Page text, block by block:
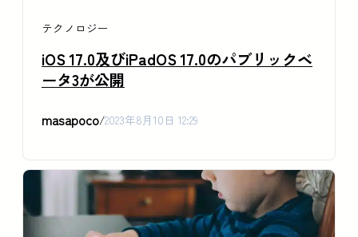
テクノロジー
iOS 17.0及びiPadOS 17.0のパブリックベ
ータ3が公開
masapoco/2023年8月10日 12:29